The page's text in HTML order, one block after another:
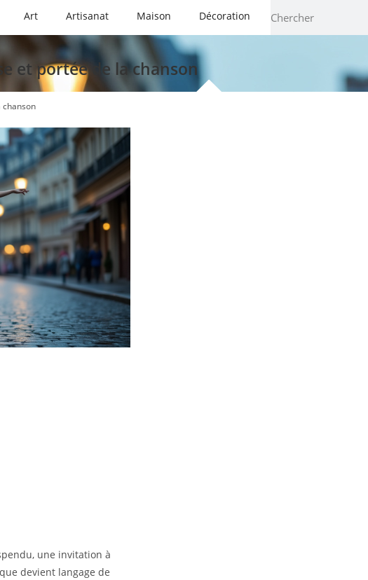
Art Artisanat Maison Décoration
et portée de la chanson
chanson
une invitation à
devient langage de